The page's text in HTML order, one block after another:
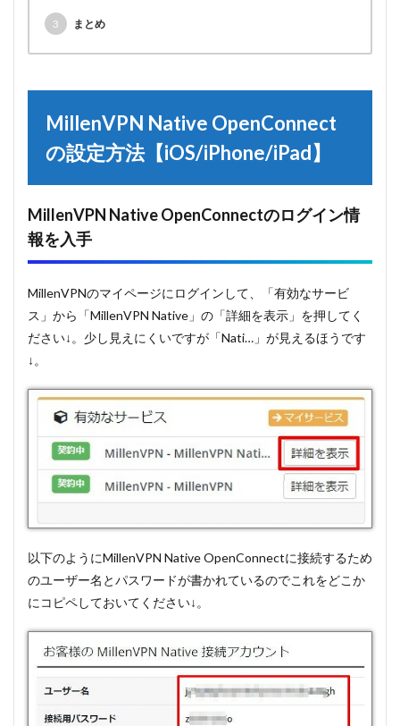
3 まとめ
MillenVPN Native OpenConnect
の設定方法【iOS/iPhone/iPad】
MillenVPN Native OpenConnectのログイン情
報を入手
MillenVPNのマイページにログインして、「有効なサービ
ス」から「MillenVPN Native」の「詳細を表示」を押してく
ださい↓。少し見えにくいですが「Nati…」が見えるほうです
↓。
以下のようにMillenVPN Native OpenConnectに接続するため
のユーザー名とパスワードが書かれているのでこれをどこか
にコピペしておいてください↓。